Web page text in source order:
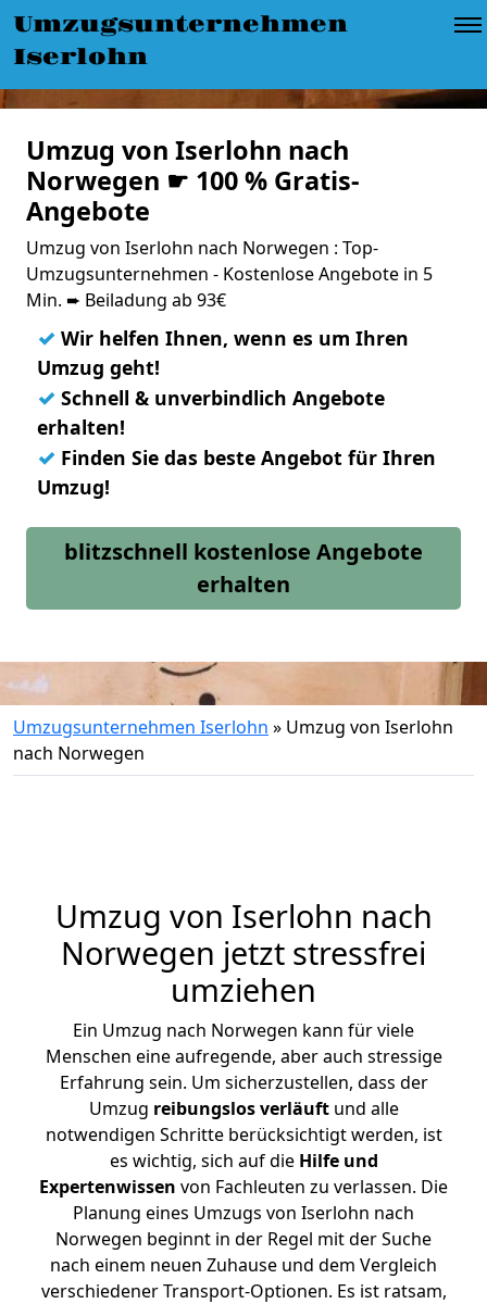
Umzugsunternehmen
Iserlohn
Umzug von Iserlohn nach
Norwegen ☛ 100 % Gratis-
Angebote
Umzug von Iserlohn nach Norwegen : Top-
Umzugsunternehmen - Kostenlose Angebote in 5
Min. ➨ Beiladung ab 93€
✓ Wir helfen Ihnen, wenn es um Ihren
Umzug geht!
✓ Schnell & unverbindlich Angebote
erhalten!
✓ Finden Sie das beste Angebot für Ihren
Umzug!
blitzschnell kostenlose Angebote
erhalten
Umzugsunternehmen Iserlohn » Umzug von Iserlohn
nach Norwegen
Umzug von Iserlohn nach
Norwegen jetzt stressfrei
umziehen
Ein Umzug nach Norwegen kann für viele
Menschen eine aufregende, aber auch stressige
Erfahrung sein. Um sicherzustellen, dass der
Umzug reibungslos verläuftund alle
notwendigen Schritte berücksichtigt werden, ist
es wichtig, sich auf die Hilfe und
Expertenwissen von Fachleuten zu verlassen. Die
Planung eines Umzugs von Iserlohn nach
Norwegen beginnt in der Regel mit der Suche
nach einem neuen Zuhause und dem Vergleich
verschiedener Transport-Optionen. Es ist ratsam,